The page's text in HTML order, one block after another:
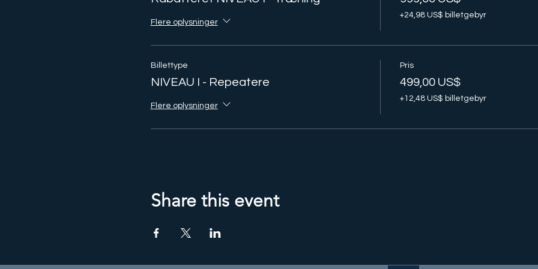
Flere oplysninger
+24,98 US$ billetgebyr
Billettype
NIVEAU I - Repeatere
Flere oplysninger
Pris
499,00 US$
+12,48 US$ billetgebyr
Share this event